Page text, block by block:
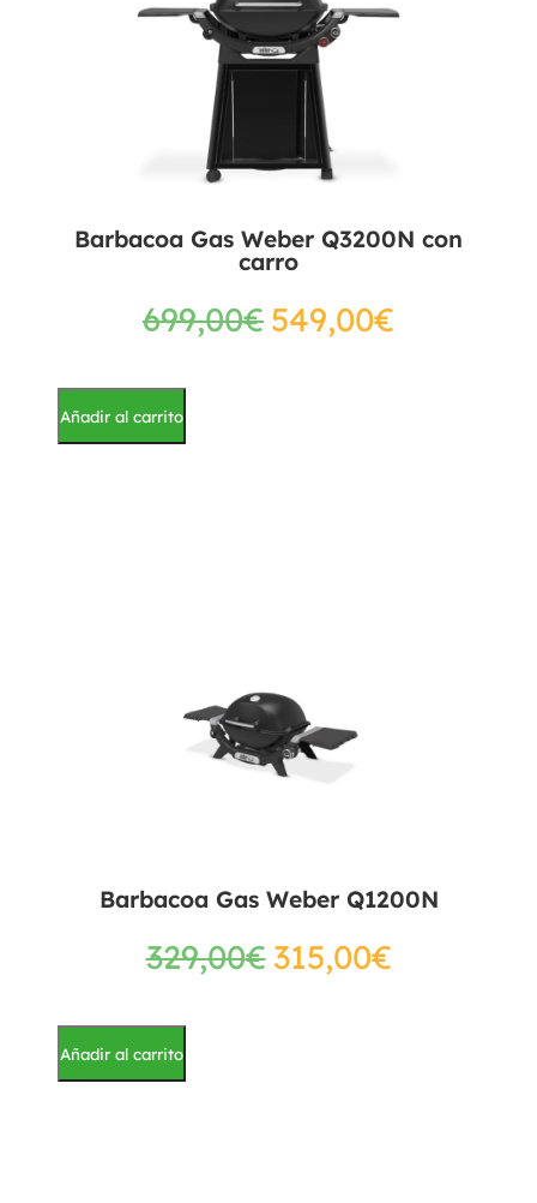
Barbacoa Gas Weber Q3200N con
carro
699,00€ 549,00€
Añadir al carrito
Barbacoa Gas Weber Q1200N
329,00€315,00€
Añadir al carrito